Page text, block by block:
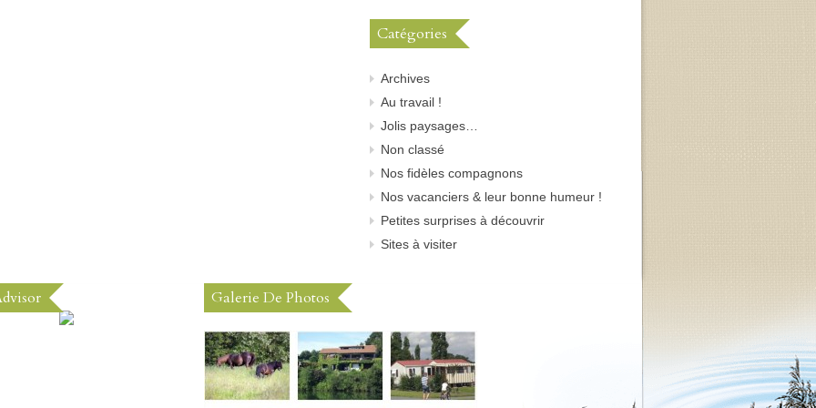
Catégories
Archives
Au travail !
Jolis paysages…
Non classé
Nos fidèles compagnons
Nos vacanciers & leur bonne humeur !
Petites surprises à découvrir
Sites à visiter
Galerie De Photos